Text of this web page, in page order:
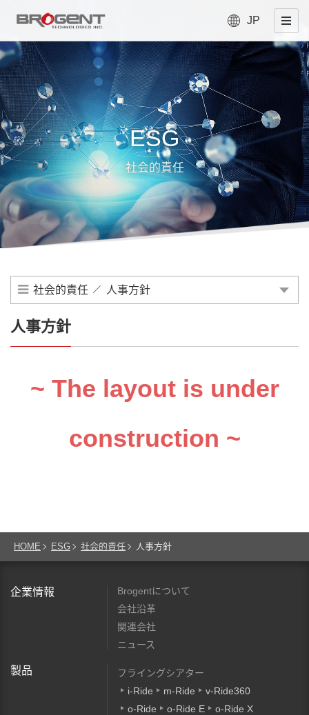
JP
ESG
社会的責任
社会的責任 人事方針
人事方針
~ The layout is under
construction ~
HOME ESG 社会的責任 人事方針
企業情報
Brogentについて
会社沿革
関連会社
ニュース
製品
フライングシアター
i-Ride
m-Ride
v-Ride360
o-Ride
o-Ride E o-Ride X